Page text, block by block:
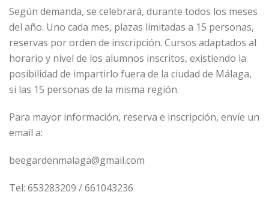
Según demanda, se celebrará, durante todos los meses
del año. Uno cada mes, plazas limitadas a 15 personas,
reservas por orden de inscripción. Cursos adaptados al
horario y nivel de los alumnos inscritos, existiendo la
posibilidad de impartirlo fuera de la ciudad de Málaga,
si las 15 personas de la misma región.
Para mayor información, reserva e inscripción, envíe un
email a:
beegardenmalaga@gmail.com
Tel: 653283209 / 661043236